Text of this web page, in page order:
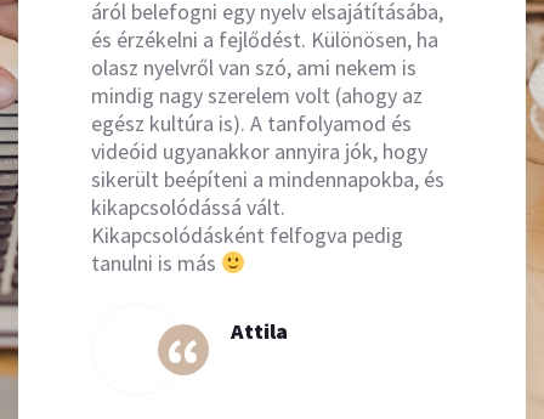
áról belefogni egy nyelv elsajátításába,
és érzékelni a fejlődést. Különösen, ha
olasz nyelvről van szó, ami nekem is
mindig nagy szerelem volt (ahogy az
egész kultúra is). A tanfolyamod és
videóid ugyanakkor annyira jók, hogy
sikerült beépíteni a mindennapokba, és
kikapcsolódássá vált.
Kikapcsolódásként felfogva pedig
tanulni is más
“ Attila